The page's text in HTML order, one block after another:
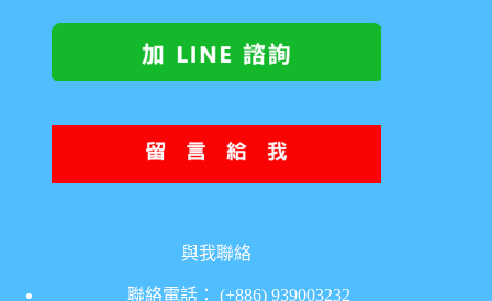
與我聯絡
聯絡電話： (+886) 939003232